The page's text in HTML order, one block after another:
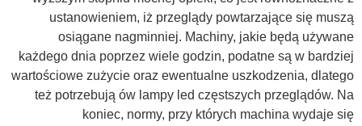
ustanowieniem, iż przeglądy powtarzające się muszą
osiągane nagminniej. Machiny, jakie będą używane
każdego dnia poprzez wiele godzin, podatne są w bardziej
wartościowe zużycie oraz ewentualne uszkodzenia, dlatego
też potrzebują ów lampy led częstszych przeglądów. Na
koniec, normy, przy których machina wydaje się